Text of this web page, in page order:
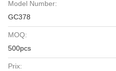
Model Number:
GC378
MOQ:
500pcs
Prix: